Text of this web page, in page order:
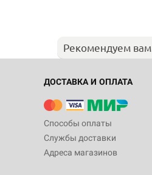
Рекомендуем вам
ДОСТАВКА И ОПЛАТА
Способы оплаты
Службы доставки
Адреса магазинов